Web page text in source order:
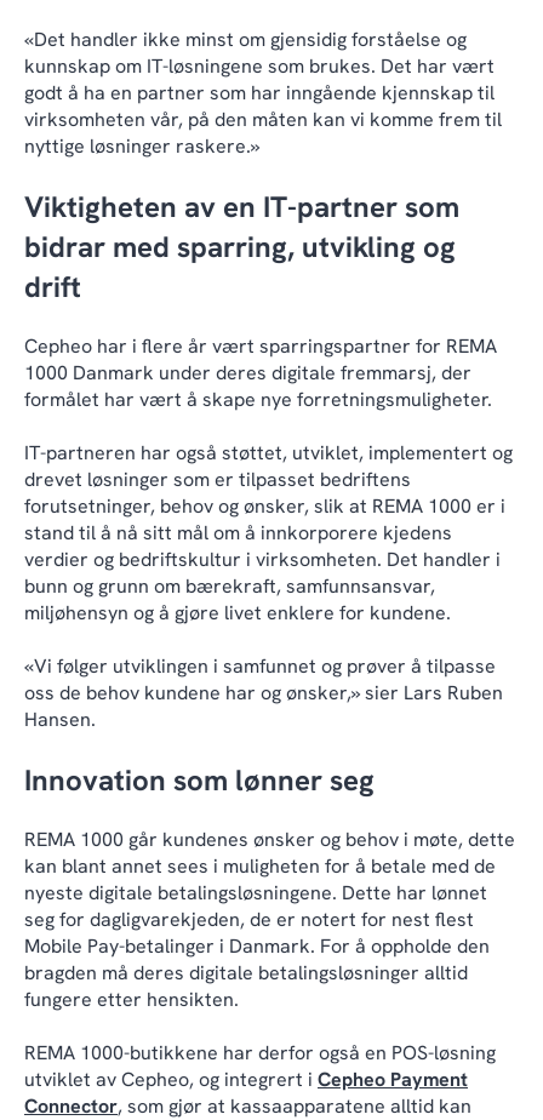
«Det handler ikke minst om gjensidig forståelse og
kunnskap om IT-løsningene som brukes. Det har vært
godt å ha en partner som har inngående kjennskap til
virksomheten vår, på den måten kan vi komme frem til
nyttige løsninger raskere.»
Viktigheten av en IT-partner som
bidrar med sparring, utvikling og
drift
Cepheo har i flere år vært sparringspartner for REMA
1000 Danmark under deres digitale fremmarsj, der
formålet har vært å skape nye forretningsmuligheter.
IT-partneren har også støttet, utviklet, implementert og
drevet løsninger som er tilpasset bedriftens
forutsetninger, behov og ønsker, slik at REMA 1000 er i
stand til å nå sitt mål om å innkorporere kjedens
verdier og bedriftskultur i virksomheten. Det handler i
bunn og grunn om bærekraft, samfunnsansvar,
miljøhensyn og å gjøre livet enklere for kundene.
«Vi følger utviklingen i samfunnet og prøver å tilpasse
oss de behov kundene har og ønsker,» sier Lars Ruben
Hansen.
Innovation som lønner seg
REMA 1000 går kundenes ønsker og behov i møte, dette
kan blant annet sees i muligheten for å betale med de
nyeste digitale betalingsløsningene. Dette har lønnet
seg for dagligvarekjeden, de er notert for nest flest
Mobile Pay-betalinger i Danmark. For å oppholde den
bragden må deres digitale betalingsløsninger alltid
fungere etter hensikten.
REMA 1000-butikkene har derfor også en POS-løsning
utviklet av Cepheo, og integrert i Cepheo Payment
Connector, som gjør at kassaapparatene alltid kan